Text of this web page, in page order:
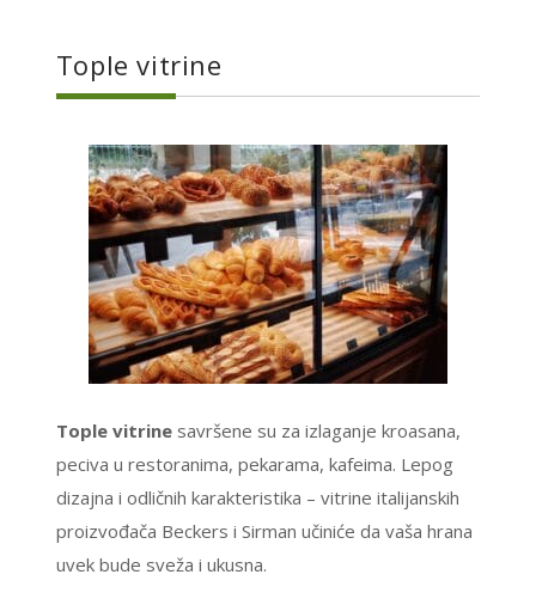
Tople vitrine
Tople vitrine savršene su za izlaganje kroasana,
peciva u restoranima, pekarama, kafeima. Lepog
dizajna i odličnih karakteristika – vitrine italijanskih
proizvođača Beckers i Sirman učiniće da vaša hrana
uvek bude sveža i ukusna.